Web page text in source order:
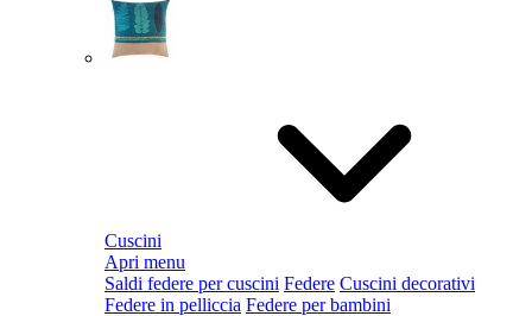
Cuscini
Apri menu
Saldi federe per cuscini Federe Cuscini decorativi
Federe in pelliccia Federe per bambini